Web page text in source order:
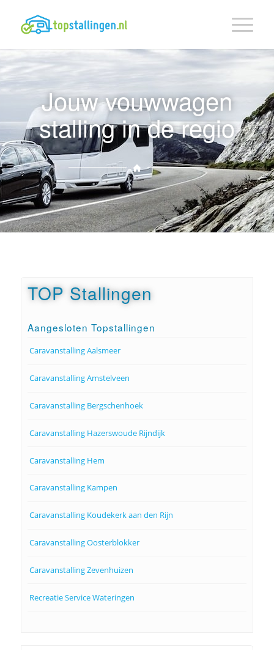
Jouw vouwwagen
stalling in de regio
TOP Stallingen
Aangesloten Topstallingen
Caravanstalling Aalsmeer
Caravanstalling Amstelveen
Caravanstalling Bergschenhoek
Caravanstalling Hazerswoude Rijndijk
Caravanstalling Hem
Caravanstalling Kampen
Caravanstalling Koudekerk aan den Rijn
Caravanstalling Oosterblokker
Caravanstalling Zevenhuizen
Recreatie Service Wateringen